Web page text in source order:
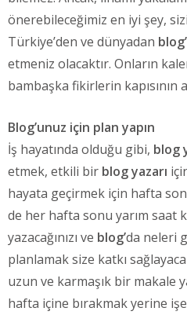
önerebileceğimiz en iyi şey,
Türkiye’den ve dünyadan
etmeniz olacaktır. Onların
bambaşka fikirlerin kapısının
Blog’unuz için plan yapın
İş hayatında olduğu gibi, blog
etmek, etkili bir blog yazarı
hayata geçirmek için hafta
de her hafta sonu yarım saat
yazacağınızı ve blog’da neleri
planlamak size katkı
uzun ve karmaşık bir makale
hafta içine bırakmak yerine